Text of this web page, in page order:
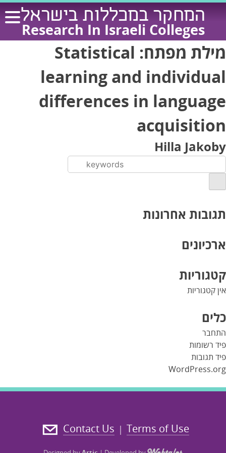
Skip
content
המחקר במכללות בישראל
Research In Israeli Colleges
מילת מפתח: Statistical
learning and individual
differences in language
acquisition
Hilla Jakoby
תגובות אחרונות
ארכיונים
קטגוריות
אין קטגוריות
כלים
התחבר
פיד רשומות
פיד תגובות
WordPress.org
Terms of Use
|
Contact Us